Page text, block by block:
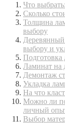
Что
Сколько
Толщина
выбору
Деревянный
выбору и
Подготовка
Ламинат на
Демонтаж
Укладка
На что
Можно ли
личный
Выбор